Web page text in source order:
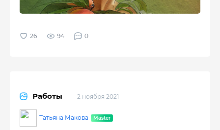
94 0
Работы 2 ноября 2021
Татьяна Макова